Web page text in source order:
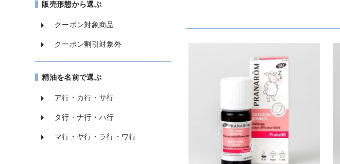
販売形態から選ぶ
クーポン対象商品
クーポン割引対象外
精油を名前で選ぶ
ア行・カ行・サ行
タ行・ナ行・ハ行
マ行・ヤ行・ラ行・ワ行